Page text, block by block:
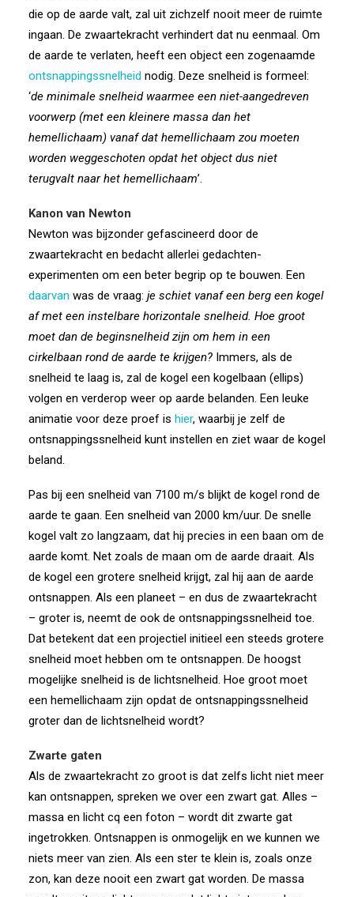
die op de aarde valt, zal uit zichzelf nooit meer de ruimte
ingaan. De zwaartekracht verhindert dat nu eenmaal. Om
de aarde te verlaten, heeft een object een zogenaamde
ontsnappingssnelheid nodig. Deze snelheid is formeel:
‘de minimale snelheid waarmee een niet-aangedreven
voorwerp (met een kleinere massa dan het
hemellichaam) vanaf dat hemellichaam zou moeten
worden weggeschoten opdat het object dus niet
terugvalt naar het hemellichaam’.
Kanon van Newton
Newton was bijzonder gefascineerd door de
zwaartekracht en bedacht allerlei gedachten-
experimenten om een beter begrip op te bouwen. Een
daarvan was de vraag: je schiet vanaf een berg een kogel
af met een instelbare horizontale snelheid. Hoe groot
moet dan de beginsnelheid zijn om hem in een
cirkelbaan rond de aarde te krijgen? Immers, als de
snelheid te laag is, zal de kogel een kogelbaan (ellips)
volgen en verderop weer op aarde belanden. Een leuke
animatie voor deze proef is hier, waarbij je zelf de
ontsnappingssnelheid kunt instellen en ziet waar de kogel
beland.
Pas bij een snelheid van 7100 m/s blijkt de kogel rond de
aarde te gaan. Een snelheid van 2000 km/uur. De snelle
kogel valt zo langzaam, dat hij precies in een baan om de
aarde komt. Net zoals de maan om de aarde draait. Als
de kogel een grotere snelheid krijgt, zal hij aan de aarde
ontsnappen. Als een planeet – en dus de zwaartekracht
– groter is, neemt de ook de ontsnappingssnelheid toe.
Dat betekent dat een projectiel initieel een steeds grotere
snelheid moet hebben om te ontsnappen. De hoogst
mogelijke snelheid is de lichtsnelheid. Hoe groot moet
een hemellichaam zijn opdat de ontsnappingssnelheid
groter dan de lichtsnelheid wordt?
Zwarte gaten
Als de zwaartekracht zo groot is dat zelfs licht niet meer
kan ontsnappen, spreken we over een zwart gat. Alles –
massa en licht cq een foton – wordt dit zwarte gat
ingetrokken. Ontsnappen is onmogelijk en we kunnen we
niets meer van zien. Als een ster te klein is, zoals onze
zon, kan deze nooit een zwart gat worden. De massa